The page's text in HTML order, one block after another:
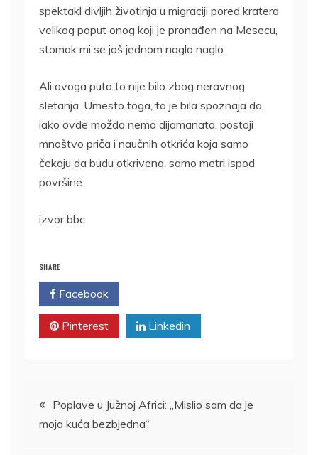
spektakl divljih životinja u migraciji pored kratera
velikog poput onog koji je pronađen na Mesecu,
stomak mi se još jednom naglo naglo.
Ali ovoga puta to nije bilo zbog neravnog
sletanja. Umesto toga, to je bila spoznaja da,
iako ovde možda nema dijamanata, postoji
mnoštvo priča i naučnih otkrića koja samo
čekaju da budu otkrivena, samo metri ispod
površine.
izvor bbc
SHARE
Facebook
Pinterest Linkedin
Kretanje
članka
Poplave u Južnoj Africi: „Mislio sam da je
moja kuća bezbjedna“